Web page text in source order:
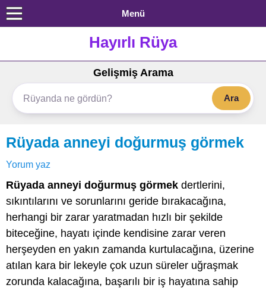
Menü
Hayırlı Rüya
Gelişmiş Arama
Ara
Rüyada anneyi doğurmuş görmek
Yorum yaz
Rüyada anneyi doğurmuş görmek dertlerini,
sıkıntılarını ve sorunlarını geride bırakacağına,
herhangi bir zarar yaratmadan hızlı bir şekilde
biteceğine, hayatı içinde kendisine zarar veren
herşeyden en yakın zamanda kurtulacağına, üzerine
atılan kara bir lekeyle çok uzun süreler uğraşmak
zorunda kalacağına, başarılı bir iş hayatına sahip